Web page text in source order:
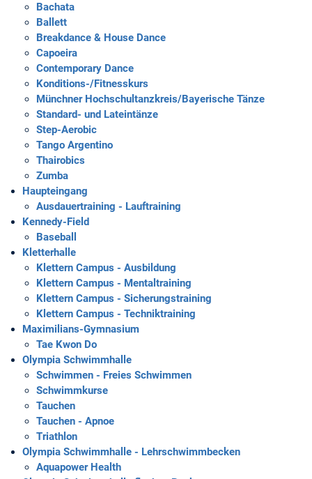
Bachata
Ballett
Breakdance & House Dance
Capoeira
Contemporary Dance
Konditions-/Fitnesskurs
Münchner Hochschultanzkreis/Bayerische Tänze
Standard- und Lateintänze
Step-Aerobic
Tango Argentino
Thairobics
Zumba
Haupteingang
Ausdauertraining - Lauftraining
Kennedy-Field
Baseball
Kletterhalle
Klettern Campus - Ausbildung
Klettern Campus - Mentaltraining
Klettern Campus - Sicherungstraining
Klettern Campus - Techniktraining
Maximilians-Gymnasium
Tae Kwon Do
Olympia Schwimmhalle
Schwimmen - Freies Schwimmen
Schwimmkurse
Tauchen
Tauchen - Apnoe
Triathlon
Olympia Schwimmhalle - Lehrschwimmbecken
Aquapower Health